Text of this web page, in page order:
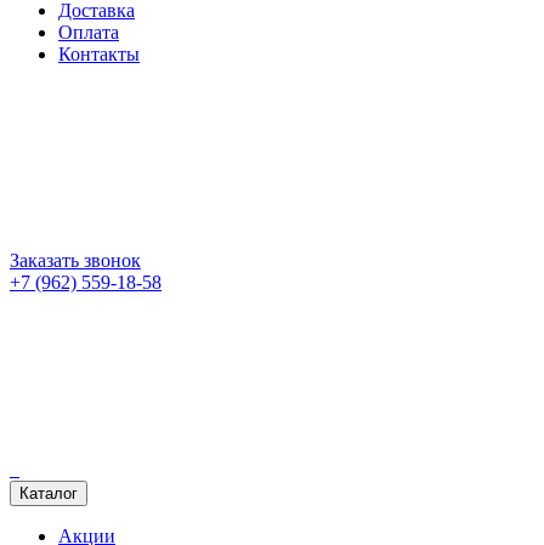
Доставка
Оплата
Контакты
Заказать звонок
+7 (962) 559-18-58
Каталог
Акции